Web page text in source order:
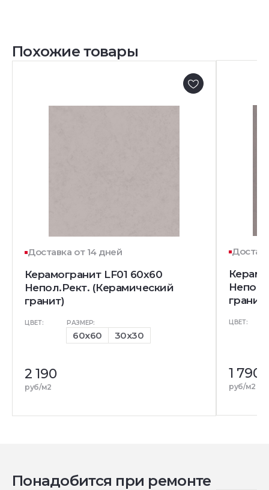
Похожие товары
Доставка от 14 дней
Керамогранит LF01 60x60
Непол.Рект. (Керамический
гранит)
ЦВЕТ: РАЗМЕР:
60x60 30x30
2 190
руб/м2
гранит)
ЦВЕТ:
1 790
руб/м2
Понадобится при ремонте